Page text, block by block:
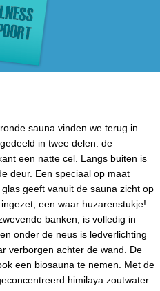
sauna vinden we terug in
in twee delen: de
een natte cel. Langs buiten is
deur. Een speciaal op maat
geeft vanuit de sauna zicht op
een waar huzarenstukje!
banken, is volledig in
onder de neus is ledverlichting
verborgen achter de wand. De
een biosauna te nemen. Met de
himilaya zoutwater